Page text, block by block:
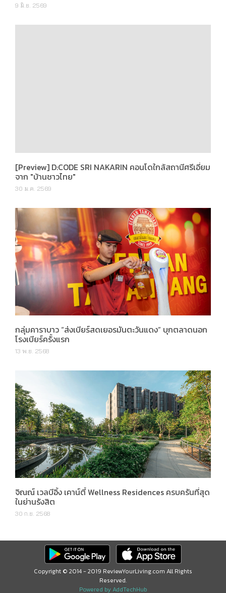
9 มิ.ย. 2569
จาก "บ้านชาวไทย"
30 ม.ค. 2569
กลุ่มคาราบาว “ส่งเบียร์สดเยอรมันตะวันแดง” บุกตลาดนอก
โรงเบียร์ครั้งแรก
13 พ.ย. 2568
จิณณ์ เวลบีอิ้ง เคาน์ตี้ Wellness Residences ครบครันที่สุด
ในย่านรังสิต
30 ก.ย. 2568
Copyright © 2014 - 2019 ReviewYourLiving.com All Rights
Reserved.
Powered by AddTechHub